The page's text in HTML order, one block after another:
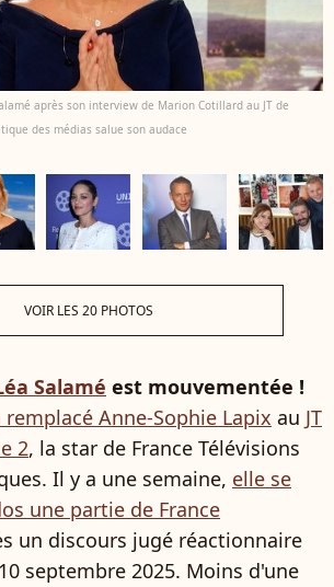
après son interview de Marion Cotillard au JT de
des médias salue son audace
VOIR LES 20 PHOTOS
Salamé est mouvementée !
remplacé Anne-Sophie Lapix au JT
2, la star de France Télévisions
Il y a une semaine, elle se
une partie de France
un discours jugé réactionnaire
septembre 2025. Moins d'une